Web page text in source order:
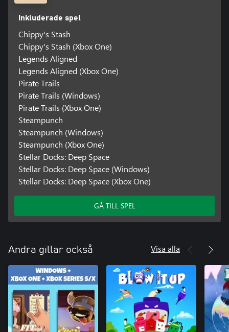
Inkluderade spel
Chippy's Stash
Chippy's Stash (Xbox One)
Legends Aligned
Legends Aligned (Xbox One)
Pirate Trails
Pirate Trails (Windows)
Pirate Trails (Xbox One)
Steampunch
Steampunch (Windows)
Steampunch (Xbox One)
Stellar Docks: Deep Space
Stellar Docks: Deep Space (Windows)
Stellar Docks: Deep Space (Xbox One)
GÅ TILL SPEL
Andra gillar också Visa alla